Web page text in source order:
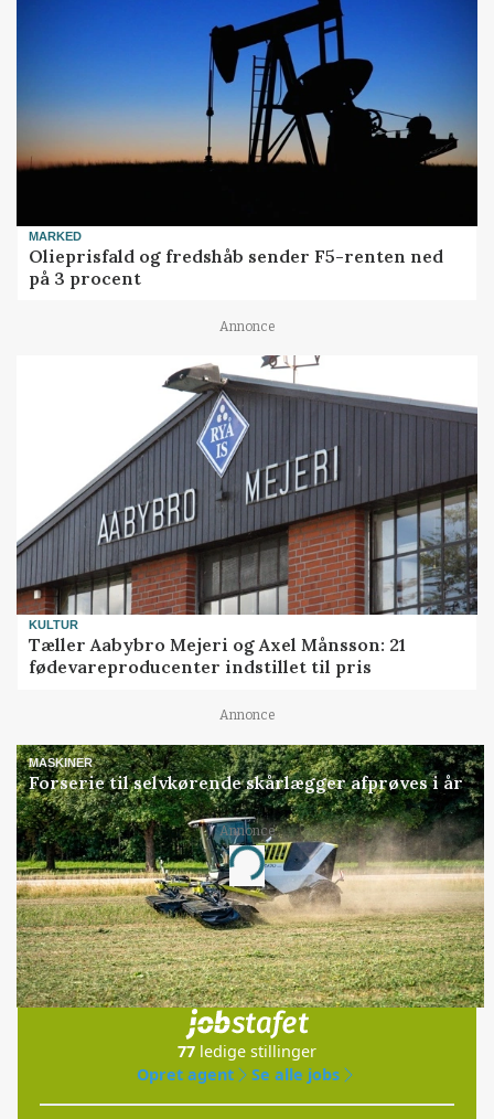
MARKED
Olieprisfald og fredshåb sender F5-renten ned
på 3 procent
Annonce
KULTUR
Tæller Aabybro Mejeri og Axel Månsson: 21
fødevareproducenter indstillet til pris
Annonce
MASKINER
Forserie til selvkørende skårlægger afprøves i år
Annonce
Loading...
Jobs
i samarbejde med
77 ledige stillinger
Opret agent
Se alle jobs